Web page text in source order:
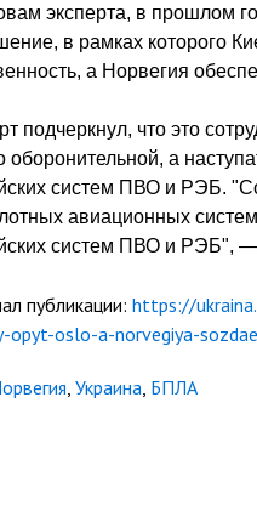
эксперта, в прошлом
в рамках которого
а Норвегия
подчеркнул, что это
оборонительной, а
систем ПВО и РЭБ.
авиационных
систем ПВО и РЭБ",
публикации: https://
opyt-oslo-a-norvegiya-
, Украина, БПЛА